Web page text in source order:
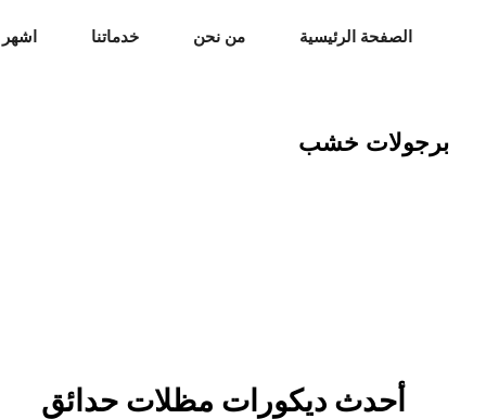
الصفحة الرئيسية من نحن خدماتنا
برجولات خشب
أحدث ديكورات مظلات حدائق